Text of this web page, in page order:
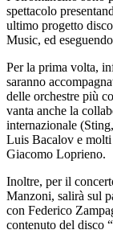
spettacolo
ultimo progetto
Music, ed
Per la prima volta,
saranno
delle orchestre più
vanta anche la
internazionale
Luis Bacalov e molti
Giacomo Loprieno.
Inoltre, per il
Manzoni, salirà sul
con Federico
contenuto del disco